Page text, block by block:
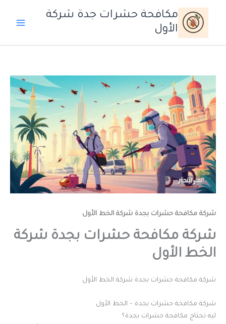
المحتوى
مكافحة حشرات جدة شركة
الأول
شركة مكافحة حشرات بجدة شركة الخط الأول
شركة مكافحة حشرات بجدة شركة
الخط الأول
شركة مكافحة حشرات بجدة شركة الخط الأول
شركة مكافحة حشرات بجدة – الخط الأول
ليه تحتاج مكافحة حشرات بجدة؟